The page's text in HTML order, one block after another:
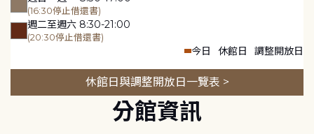
(16:30停止借還書)
週二至週六 8:30-21:00
(20:30停止借還書)
今日 休館日 調整開放日
休館日與調整開放日一覽表 >
分館資訊